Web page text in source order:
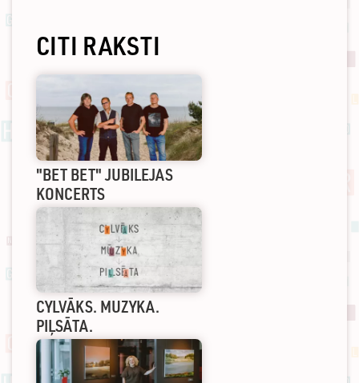
CITI RAKSTI
"BET BET" JUBILEJAS
KONCERTS
CYLVĀKS. MUZYKA.
PIĻSĀTA.